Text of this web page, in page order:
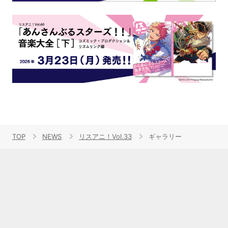
TOP NEWS リスアニ！Vol.33 ギャラリー